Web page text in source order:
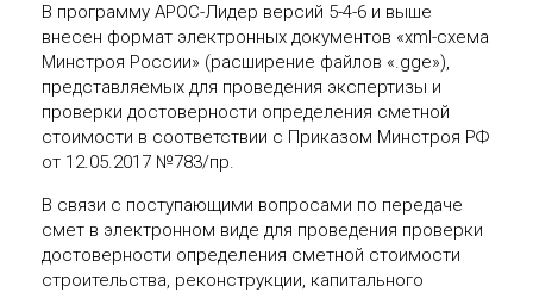
В программу АРОС-Лидер версий 5-4-6 и выше
внесен формат электронных документов «xml-схема
Минстроя России» (расширение файлов «.gge»),
представляемых для проведения экспертизы и
проверки достоверности определения сметной
стоимости в соответствии с Приказом Минстроя РФ
от 12.05.2017 №783/пр.
В связи с поступающими вопросами по передаче
смет в электронном виде для проведения проверки
достоверности определения сметной стоимости
строительства, реконструкции, капитального